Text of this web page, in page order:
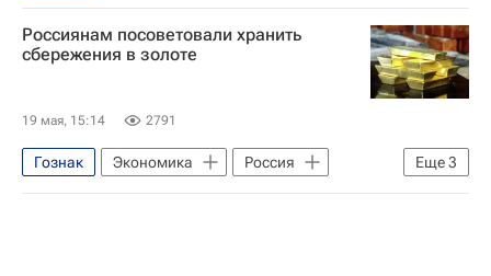
Экономика
Россиянам посоветовали хранить
сбережения в золоте
19 мая, 15:14 2791
Еще3
Гознак Экономика
Россия
Алексей Моисеев